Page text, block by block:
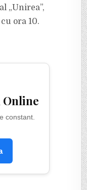
„Unirea”,
ora 10.
Online
constant.